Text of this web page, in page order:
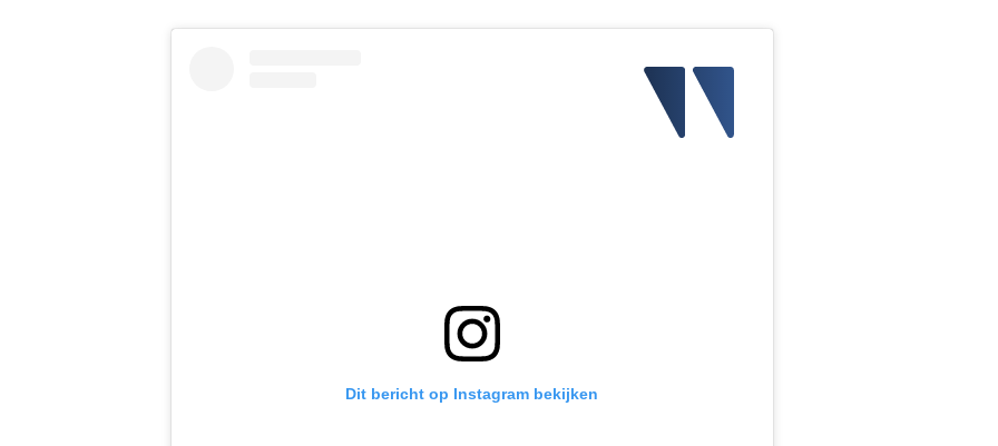
Dit bericht op Instagram bekijken